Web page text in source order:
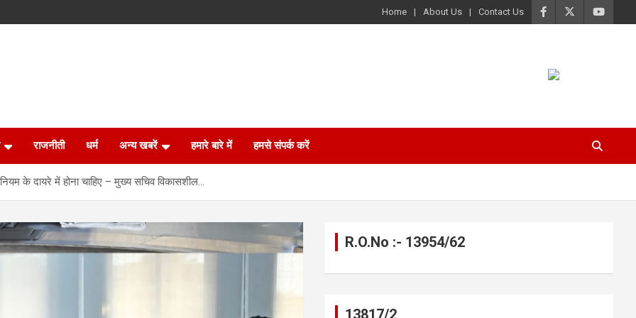
Home About Us Contact Us
राजनीती धर्म अन्य खबरें हमारे बारे में हमसे संपर्क करें
के दायरे में होना चाहिए – मुख्य सचिव विकासशील…
R.O.No :- 13954/62
13817/2